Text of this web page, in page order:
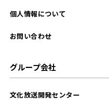
個人情報について
お問い合わせ
グループ会社
文化放送開発センター